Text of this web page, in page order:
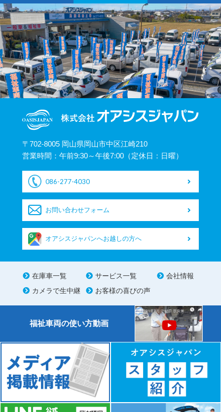
〒702-8005 岡山県岡山市中区江崎210
営業時間：午前9:30～午後7:00（定休日：日曜）
086-277-4030
お問い合わせフォーム
オアシスジャパンへお越しの方へ
在庫車一覧 サービス一覧
会社情報
カメラで生中継
お客様の喜びの声
福祉車両の使い方動画